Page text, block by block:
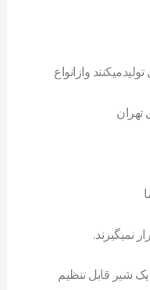
وازانواع
نمیگيرند.
يک شير قابل تنظيم